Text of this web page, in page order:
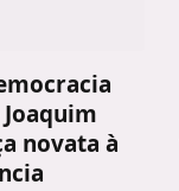
novata à